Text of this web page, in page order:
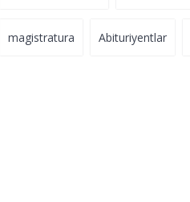
magistratura Abituriyentlar